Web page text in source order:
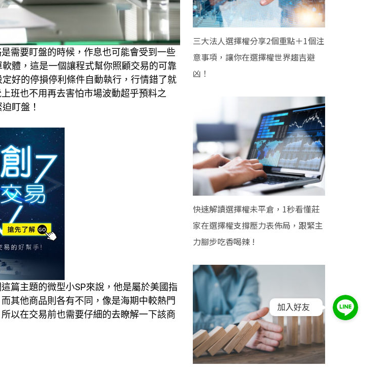
需要盯盤的時候，作息也可能會受到一些
體，這是一個讓程式幫你照顧交易的可靠
好的停損停利條件自動執行，行情錯了就
班也不用再去害怕市場波動超乎預料之
盯盤！
篇主題的微型小SP來說，他是屬於美國指
其他商品則各有不同，像是海期中較熱門
以在交易前也需要仔細的去瞭解一下該商
三大法人選擇權分享2個重點＋1個注
意事項，讓你在選擇權世界趨吉避
凶！
快速解讀選擇權未平倉，1秒看懂莊
家在選擇權支撐壓力表佈局，跟緊主
力腳步吃香喝辣 !
加入好友